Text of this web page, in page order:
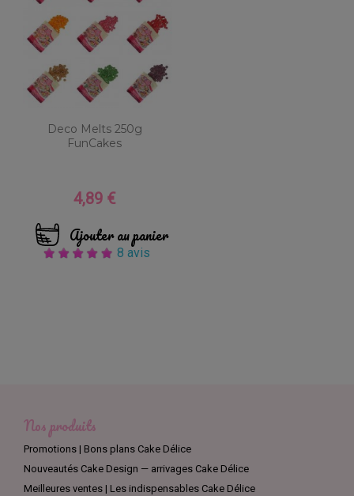
Deco Melts 250g
FunCakes
Prix
4,89 €
Ajouter au panier
8 avis
Nos produits
Promotions | Bons plans Cake Délice
Nouveautés Cake Design — arrivages Cake Délice
Meilleures ventes | Les indispensables Cake Délice